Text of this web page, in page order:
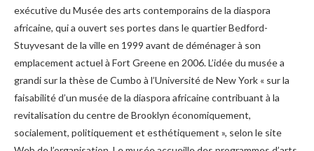
exécutive du Musée des arts contemporains de la diaspora
africaine, qui a ouvert ses portes dans le quartier Bedford-
Stuyvesant de la ville en 1999 avant de déménager à son
emplacement actuel à Fort Greene en 2006. L’idée du musée a
grandi sur la thèse de Cumbo à l’Université de New York « sur la
faisabilité d’un musée de la diaspora africaine contribuant à la
revitalisation du centre de Brooklyn économiquement,
socialement, politiquement et esthétiquement », selon le site